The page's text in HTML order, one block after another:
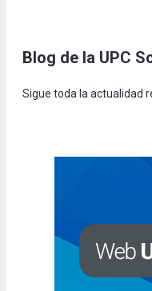
Blog de la UPC
Sigue toda la actualidad